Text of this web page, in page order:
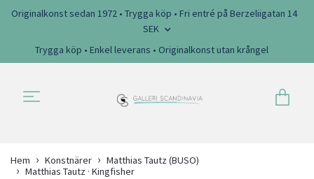
Originalkonst sedan 1972 • Trygga köp • Fri entré på Berzeliigatan 14
SEK
Trygga köp • Enkel leverans • Originalkonst utan krångel
Hem Konstnärer
Matthias Tautz (BUSO)
Matthias Tautz · Kingfisher